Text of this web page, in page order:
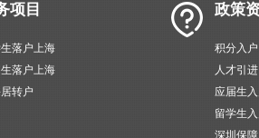
项目
落户上海
落户上海
转户
政策
积分入户
人才引进
应届生
留学生
深圳保